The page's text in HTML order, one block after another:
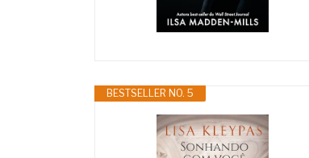
BESTSELLER NO. 5